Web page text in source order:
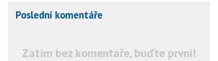
Poslední komentáře
Zatím bez komentáře, buďte první!